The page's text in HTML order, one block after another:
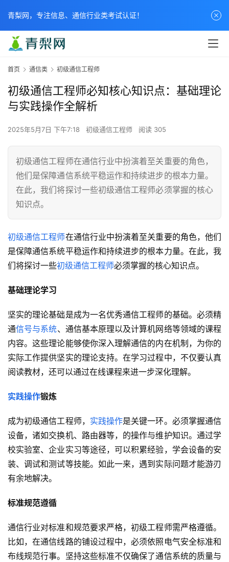
首页 通信类 初级通信工程师
初级通信工程师必知核心知识点：基础理论
与实践操作全解析
2025年5月7日 下午7:18 初级通信工程师 阅读 305
初级通信工程师在通信行业中扮演着至关重要的角色，
他们是保障通信系统平稳运作和持续进步的根本力量。
在此，我们将探讨一些初级通信工程师必须掌握的核心
知识点。
初级通信工程师在通信行业中扮演着至关重要的角色，他们
是保障通信系统平稳运作和持续进步的根本力量。在此，我
们将探讨一些初级通信工程师必须掌握的核心知识点。
基础理论学习
坚实的理论基础是成为一名优秀通信工程师的基础。必须精
通信号与系统、通信基本原理以及计算机网络等领域的课程
内容。这些理论能够使你深入理解通信的内在机制，为你的
实际工作提供坚实的理论支持。在学习过程中，不仅要认真
阅读教材，还可以通过在线课程来进一步深化理解。
实践操作锻炼
成为初级通信工程师， 实践操作是关键一环。必须掌握通信
设备，诸如交换机、路由器等，的操作与维护知识。通过学
校实验室、企业实习等途径，可以积累经验，学会设备的安
装、调试和测试等技能。如此一来，遇到实际问题才能游刃
有余地解决。
标准规范遵循
通信行业对标准和规范要求严格，初级工程师需严格遵循。
比如，在通信线路的铺设过程中，必须依照电气安全标准和
布线规范行事。坚持这些标准不仅确保了通信系统的质量与
青梨网，专注信息、通信行业类考试认证！